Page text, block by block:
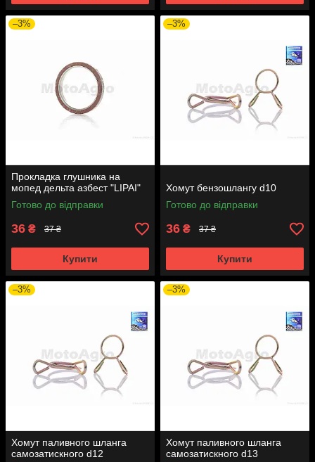
–3%
Прокладка глушника на
мопед дельта азбест "LIPAI"
Готово до відправки
36 ₴ 37 ₴
Купити
–3%
Хомут бензошлангу d10
Готово до відправки
36 ₴ 37 ₴
Купити
–3%
Хомут паливного шланга
самозатискного d12
–3%
Хомут паливного шланга
самозатискного d13